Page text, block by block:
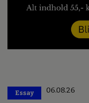
Essay 06.08.26